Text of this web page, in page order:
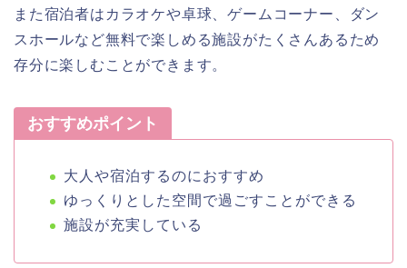
また宿泊者はカラオケや卓球、ゲームコーナー、ダン
スホールなど無料で楽しめる施設がたくさんあるため
存分に楽しむことができます。
おすすめポイント
大人や宿泊するのにおすすめ
ゆっくりとした空間で過ごすことができる
施設が充実している